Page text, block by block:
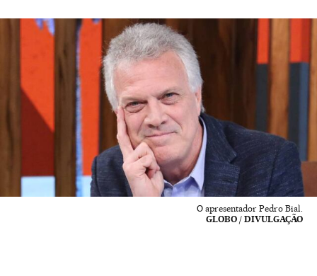
O apresentador Pedro Bial.
GLOBO / DIVULGAÇÃO